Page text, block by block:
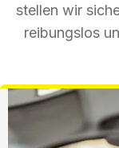
stellen wir
reibungslos